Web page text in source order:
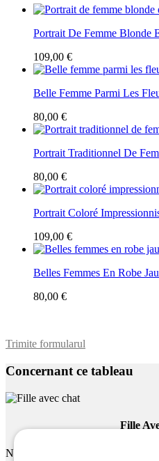
Portrait De Femme Blonde
109,00 €
Belle Femme Parmi Les
80,00 €
Portrait Traditionnel De
80,00 €
Portrait Coloré
109,00 €
Belles Femmes En Robe
80,00 €
Trimite formularul
Concernant ce tableau
Fille
Nom